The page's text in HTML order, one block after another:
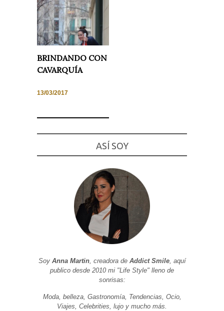
BRINDANDO CON
CAVARQUÍA
13/03/2017
ASÍ SOY
Soy Anna Martin, creadora de Addict Smile, aquí
publico desde 2010 mi "Life Style" lleno de
sonrisas:
Moda, belleza, Gastronomía, Tendencias, Ocio,
Viajes, Celebrities, lujo y mucho más.
Estadísticas
y estructura
de la web, en
base a cómo